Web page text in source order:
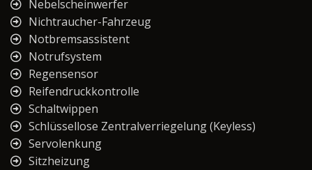
Nebelscheinwerfer
Nichtraucher-Fahrzeug
Notbremsassistent
Notrufsystem
Regensensor
Reifendruckkontrolle
Schaltwippen
Schlüssellose Zentralverriegelung (Keyless)
Servolenkung
Sitzheizung